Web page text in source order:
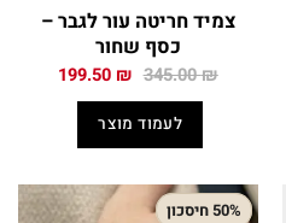
צמיד חריטה עור לגבר –
כסף שחור
345.00₪ המחיר
345.00 ₪.
199.50 ₪ המחיר
לעמוד מוצר
50% חיסכון